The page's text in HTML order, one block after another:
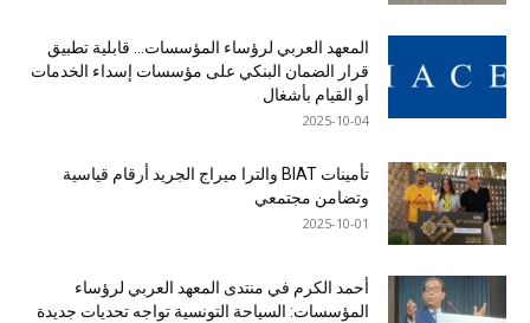
المعهد العربي لرؤساء المؤسسات… قابلية تطبيق
قرار الضمان البنكي على مؤسسات إسداء الخدمات
أو القيام بأشغال
2025-10-04
تأمينات BIAT والترا ميراج الجريد أرقام قياسية
وتضامن مجتمعي
2025-10-01
أحمد الكرم في منتدى المعهد العربي لرؤساء
المؤسسات: السياحة التونسية تواجه تحديات جديدة